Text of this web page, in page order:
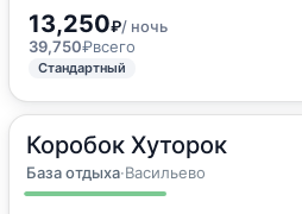
13,250₽/ ночь
39,750₽всего
Стандартный
Коробок Хуторок
База отдыха·Васильево
72м2·до 8 гостей
Дом для отпуска